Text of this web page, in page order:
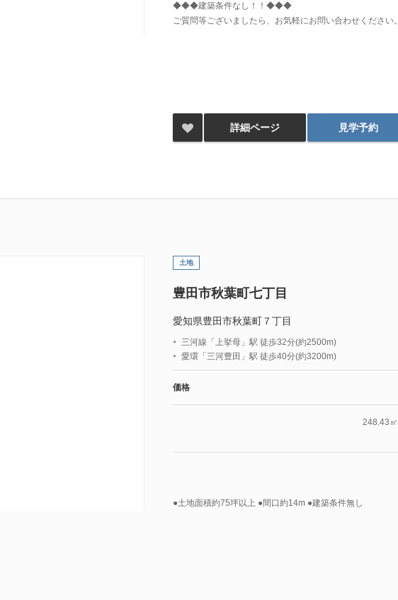
◆◆◆建築条件なし！！◆◆◆
ご質問等ございましたら、お気軽にお問い合わせください。
詳細ページ 見学予約
土地
豊田市秋葉町七丁目
愛知県豊田市秋葉町７丁目
三河線「上挙母」駅 徒歩32分(約2500m)
愛環「三河豊田」駅 徒歩40分(約3200m)
価格
248.43㎡
●土地面積約75坪以上 ●間口約14m ●建築条件無し